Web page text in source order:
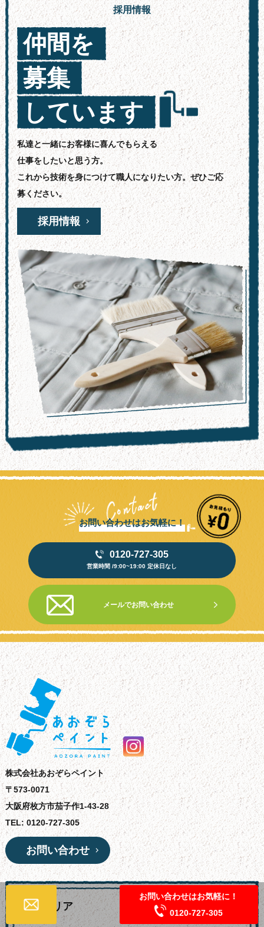
お問い合わせはお気軽に！
0120-727-305
採用情報
仲間を
募集
しています
私達と一緒にお客様に喜んでもらえる
仕事をしたいと思う方。
これから技術を身につけて職人になりたい方。ぜひご応
募ください。
採用情報
お問い合わせはお気軽に！
0120-727-305
営業時間 /9:00~19:00 定休日なし
メールでお問い合わせ
株式会社あおぞらペイント
〒573-0071
大阪府枚方市茄子作1-43-28
TEL: 0120-727-305
お問い合わせ
営業エリア